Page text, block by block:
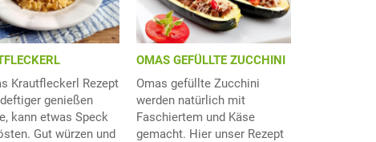
Krautfleckerl Rezept
genießen
kann etwas Speck
Gut würzen und
OMAS GEFÜLLTE ZUCCHINI
Omas gefüllte Zucchini
werden natürlich mit
Faschiertem und Käse
gemacht. Hier unser Rezept